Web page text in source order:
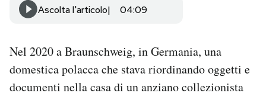
SHOP
AREA PERSONALE
Ascolta l'articolo 04:09
Nel 2020 a Braunschweig, in Germania, una
domestica polacca che stava riordinando oggetti e
documenti nella casa di un anziano collezionista